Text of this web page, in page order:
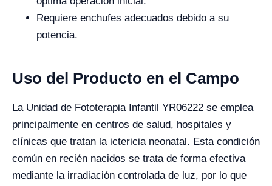
Requiere enchufes adecuados debido a su
potencia.
Uso del Producto en el Campo
La Unidad de Fototerapia Infantil YR06222 se emplea
principalmente en centros de salud, hospitales y
clínicas que tratan la ictericia neonatal. Esta condición
común en recién nacidos se trata de forma efectiva
mediante la irradiación controlada de luz, por lo que